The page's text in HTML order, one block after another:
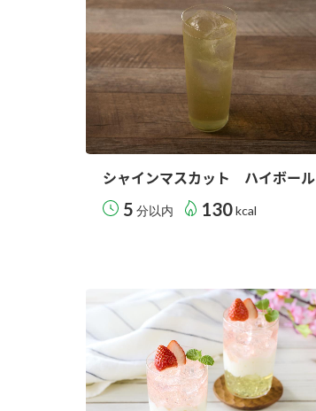
シャインマスカット ハイボール
5 分以内 130 kcal